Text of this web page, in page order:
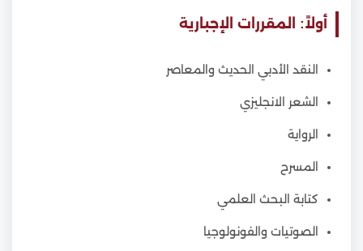
أولاً: المقررات الإجبارية
النقد الأدبي الحديث والمعاصر
الشعر الانجليزي
الرواية
المسرح
كتابة البحث العلمي
الصوتيات والفونولوجيا